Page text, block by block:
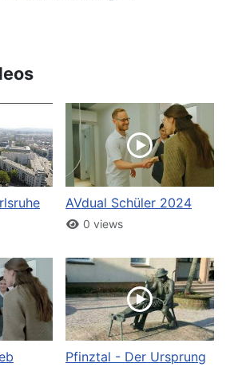
AVdual Schüler 2024
0 views
Pfinztal - Der Ursprung